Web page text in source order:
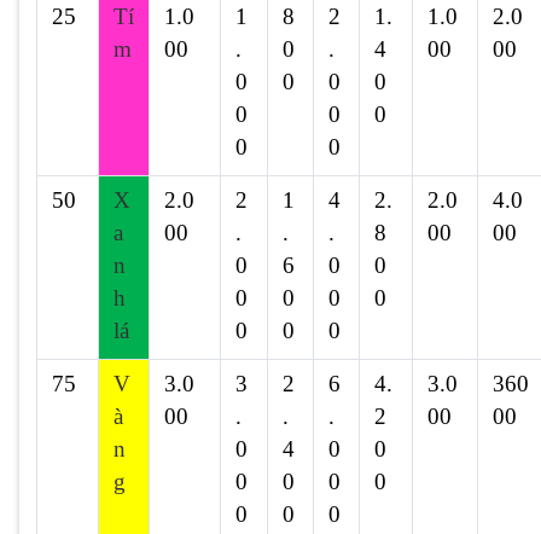
25
Tí
m
1.0
00
1
.
0
0
0
8
0
0
2
.
0
0
0
1.
4
0
0
1.0
00
2.0
00
50
X
a
n
h
lá
2.0
00
2
.
0
0
0
1
.
6
0
0
4
.
0
0
0
2.
8
0
0
2.0
00
4.0
00
75
V
à
n
g
3.0
00
3
.
0
0
0
2
.
4
0
0
6
.
0
0
0
4.
2
0
0
3.0
00
360
00